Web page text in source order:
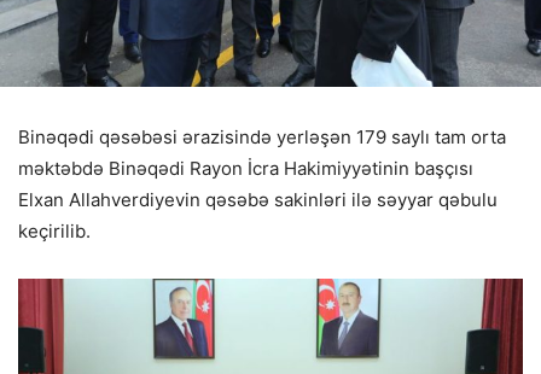
Binəqədi qəsəbəsi ərazisində yerləşən 179 saylı tam orta
məktəbdə Binəqədi Rayon İcra Hakimiyyətinin başçısı
Elxan Allahverdiyevin qəsəbə sakinləri ilə səyyar qəbulu
keçirilib.